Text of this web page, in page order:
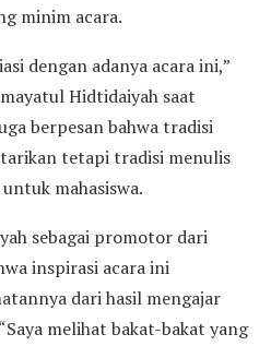
minim acara.
dengan adanya acara ini,”
Hidtidaiyah saat
berpesan bahwa tradisi
tetapi tradisi menulis
mahasiswa.
sebagai promotor dari
inspirasi acara ini
dari hasil mengajar
melihat bakat-bakat yang